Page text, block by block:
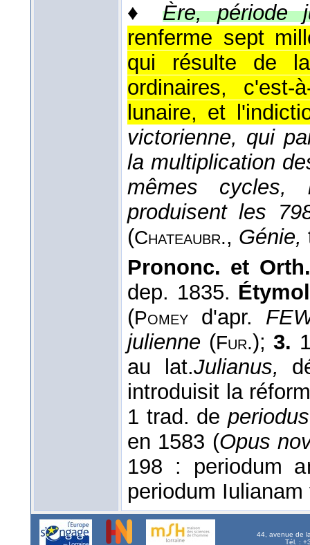
♦ Ère, période
renferme sept
qui résulte de
ordinaires,
lunaire, et
victorienne, qui
la multiplication
mêmes cycles,
produisent les
(Chateaubr., Génie,
Prononc. et
dep. 1835.
(Pomey d'apr.
julienne (Fur.);3.
au lat.Julianus,
introduisit la
1 trad. de
en 1583 (Opus
198 : periodum
periodum
44, avenue de
Tél. :